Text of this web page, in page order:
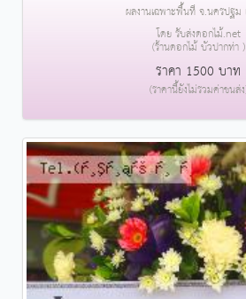
ผลงานเฉพาะพื้นที่ จ.นครปฐม
โดย รับส่งดอกไม้.net
(ร้านดอกไม้ บัวปากท่า )
ราคา 1500 บาท
(ราคานี้ยังไม่รวมค่าขนส่